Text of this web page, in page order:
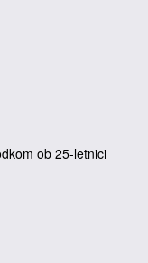
ob 25-letnici